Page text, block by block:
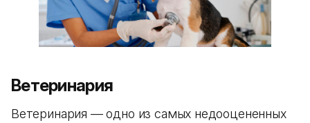
Ветеринария
Ветеринария — одно из самых недооцененных